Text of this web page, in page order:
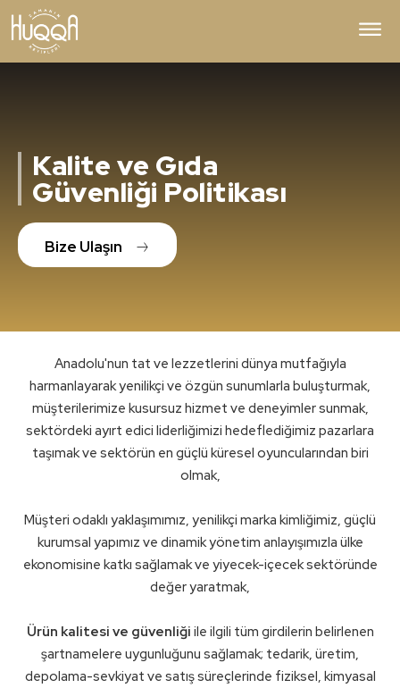
Kalite ve Gıda
Güvenliği Politikası
Bize Ulaşın
Anadolu'nun tat ve lezzetlerini dünya mutfağıyla
harmanlayarak yenilikçi ve özgün sunumlarla buluşturmak,
müşterilerimize kusursuz hizmet ve deneyimler sunmak,
sektördeki ayırt edici liderliğimizi hedeflediğimiz pazarlara
taşımak ve sektörün en güçlü küresel oyuncularından biri
olmak,
Müşteri odaklı yaklaşımımız, yenilikçi marka kimliğimiz, güçlü
kurumsal yapımız ve dinamik yönetim anlayışımızla ülke
ekonomisine katkı sağlamak ve yiyecek-içecek sektöründe
değer yaratmak,
Ürün kalitesi ve güvenliği ile ilgili tüm girdilerin belirlenen
şartnamelere uygunluğunu sağlamak; tedarik, üretim,
depolama-sevkiyat ve satış süreçlerinde fiziksel, kimyasal